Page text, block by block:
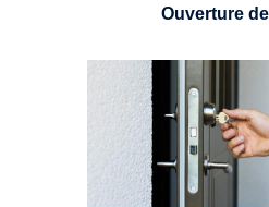
Ouverture
Un serrurier sera
choisir et
standard, à 5
leviers, Mul-T-